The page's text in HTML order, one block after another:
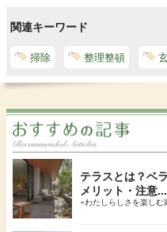
関連キーワード
掃除 整理整頓
テラスとは？ベ
メリット・注意...
●わたしらしさを楽しむ